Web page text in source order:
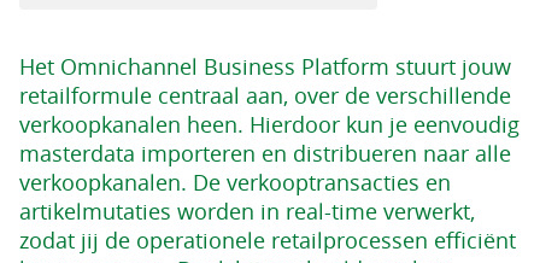
Het Omnichannel Business Platform stuurt jouw
retailformule centraal aan, over de verschillende
verkoopkanalen heen. Hierdoor kun je eenvoudig
masterdata importeren en distribueren naar alle
verkoopkanalen. De verkooptransacties en
artikelmutaties worden in real-time verwerkt,
zodat jij de operationele retailprocessen efficiënt